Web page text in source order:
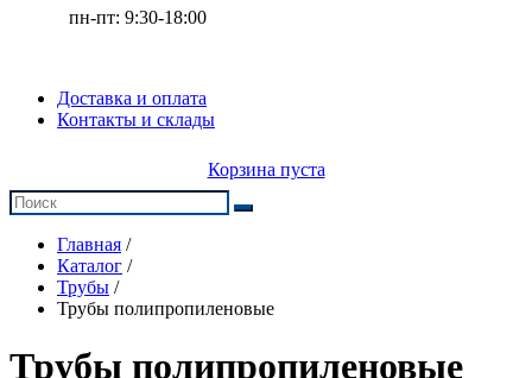
пн-пт: 9:30-18:00
Доставка и оплата
Контакты и склады
Корзина пуста
Главная /
Каталог /
Трубы /
Трубы полипропиленовые
Трубы полипропиленовые